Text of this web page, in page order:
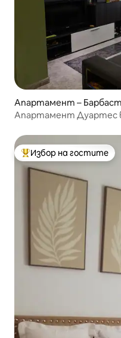
Апартамент –
Апартамент Дуартес
Най-популярен избор
Избор на гостите